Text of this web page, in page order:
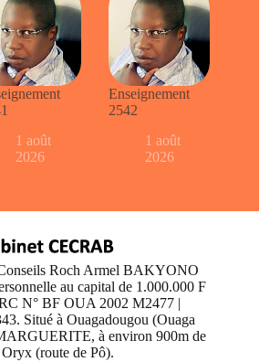
1 août
2026
Enseignement
2542
1 août
2026
Roch Armel BAKYONO
au capital de 1.000.000 F
N° BF OUA 2002 M2477 |
Situé à Ouagadougou (Ouaga
à environ 900m de
(route de Pô).